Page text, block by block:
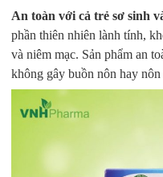
An toàn với cả trẻ sơ sinh
phần thiên nhiên lành tính,
và niêm mạc. Sản phẩm an
không gây buồn nôn hay